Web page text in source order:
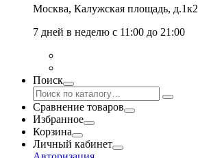
Москва, Калужская площадь, д.1к2
7 дней в неделю с 11:00 до 21:00
Поиск
Сравнение товаров
Избранное
Корзина
Личный кабинет